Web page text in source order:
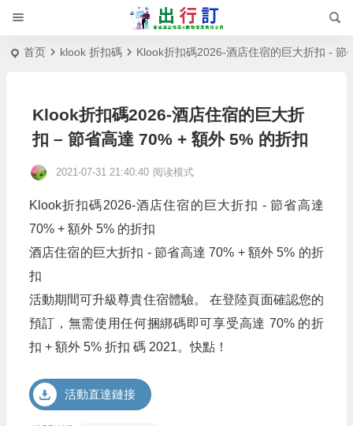
首页 klook 折扣碼 Klook折扣碼2026-酒店住宿的巨大折扣 - 節
Klook折扣碼2026-酒店住宿的巨大折
扣 – 節省高達 70% + 額外 5% 的折扣
2021-07-31 21:40:40 阅读模式
Klook折扣碼2026-酒店住宿的巨大折扣 - 節省高達
70% + 額外 5% 的折扣
酒店住宿的巨大折扣 - 節省高達 70% + 額外 5% 的折
扣
活動期間可升級尊貴住宿體驗。 在登陸頁面確認您的
預訂，無需使用任何捆綁碼即可享受高達 70% 的折
扣 + 額外 5% 折扣 碼 2021。快點！
活動直達鏈接